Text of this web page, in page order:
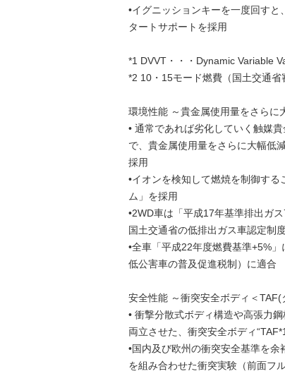
•イグニッションキーを一度回す
タートサポートを採用
*1 DVVT・・・Dynamic Variable
*2 10・15モード燃費（国土交通省
環境性能 ～貴金属使用量をさらに
• 通常であれば劣化していく触媒
で、貴金属使用量をさらに大幅低
採用
•イオンを検知して燃焼を制御す
ム」を採用
•2WD車は「平成17年基準排出ガ
国土交通省の低排出ガス車認定制
•全車「平成22年度燃費基準+5%
低公害車の普及促進税制）に適合
安全性能 ～衝突安全ボディ＜
• 衝撃分散式ボディ構造や高張力
両立させた、衝突安全ボディ
•国内及び欧州の衝突安全基準を
を組み合わせた衝突実験（前面フ